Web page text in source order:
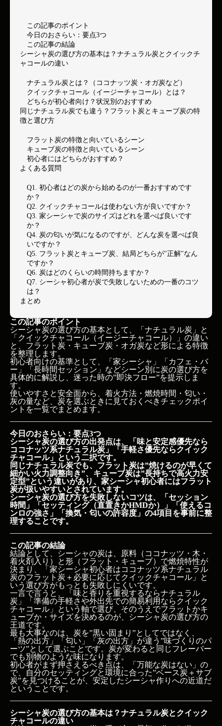
この記事のポイント
今日のおさらい：要点3つ
この記事の結論
シーシャ炭の選び方の基本は？ナチュラル炭とクイックチ
ャコールの違い
ナチュラル炭とは？（ココナッツ炭・オガ炭など）
クイックチャコール（イージーチャコール）とは？
どちらが初心者向け？状況別のおすすめ
同じナチュラル炭でも違う？フラット炭とキューブ炭の特
徴と選び方
フラット炭の特徴と向いているシーン
キューブ炭の特徴と向いているシーン
初心者にはどちらがおすすめ？
よくある質問
Q1. 初心者はどの炭から始めるのが一番おすすめです
か？
Q2. クイックチャコールは使わない方が良いですか？
Q3. 家シーシャで炭のサイズはどれを選べば良いです
か？
Q4. 炭の匂いが気になるのですが、どんな炭を選べば良
いですか？
Q5. フラット炭とキューブ炭、結局どちらが"正解"なん
ですか？
Q6. 炭はどのくらいの時間持ちますか？
Q7. シーシャ初心者が炭で失敗しないための一番のコツ
は？
まとめ
この記事のポイント
シーシャ炭の選び方の基本として、「ナチュラル炭」と
「クイックチャコール（イージーチャコール）」の違い
と、フラット炭・キューブ炭・オガ炭など形による特徴
を整理します。
初心者向けの基準として、「家シーシャ」「カフェ・バ
ー」「長時間セッション」などシーン別に炭の選び方を
具体的に解説し、迷った時の”即決フロー”を提示しま
す。
使いやすさと安全面から、着火方法・燃焼時間・匂い・
灰の量など、炭を選ぶときに見ておくべきチェックポイ
ントを一覧でまとめます。
今日のおさらい：要点3つ
シーシャ炭の選び方の出発点は、「味と安定感優先なら
ココナッツ系ナチュラル炭」「手軽さ優先ならクイック
チャコール」という二択です。
同じナチュラル炭でも、フラット炭は”焼けるのが早くて
細かい火力調整向き”、キューブ炭は”長持ちで高火力安
定型”という違いがあり、家シーシャ初心者にはフラット
炭が扱いやすいとされています。
シーシャ炭の選び方を失敗しないコツは、「セッション
時間」「セッティング（直置きかHMDか）」「使えるコ
ンロの強さ」「換気・匂いの許容度」の4項目を事前に整
理することです。
この記事の結論
結論として、シーシャの炭は、原料（ココナッツ・木・
着火剤入り）と形（フラット・キューブ）で燃焼特性が
決まり、「家シーシャ初心者はココナッツ系ナチュラル
炭のフラット炭＋必要に応じてクイックチャコール」と
いう選び方がもっとも失敗しにくいです。
一言で言うと、「味と香りを重視するならナチュラル
炭」「準備の手軽さや外出先での簡易利用ならクイック
チャコール」という軸で選び、そのうえでフラットかキ
ューブか・サイズを決めるのが、シーシャ炭の選び方の
王道です。
最も大事なのは、炭を”黒い固まり”としてではなく、
「熱の出方」「匂い」「灰の出方」が違う”味づくりのパ
ーツ”として選ぶことです。炭が変わると同じフレーバー
でも別物のような味になります。
初心者がまず押さえるべき点は、「万能な炭はない」の
で、自分のセッティングと環境に合った”ベース炭＋サブ
炭”を見つけることが、安定したシーシャ作りへの近道だ
ということです。
シーシャ炭の選び方の基本は？ナチュラル炭とクイック
チャコールの違い